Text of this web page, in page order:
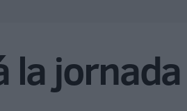
la